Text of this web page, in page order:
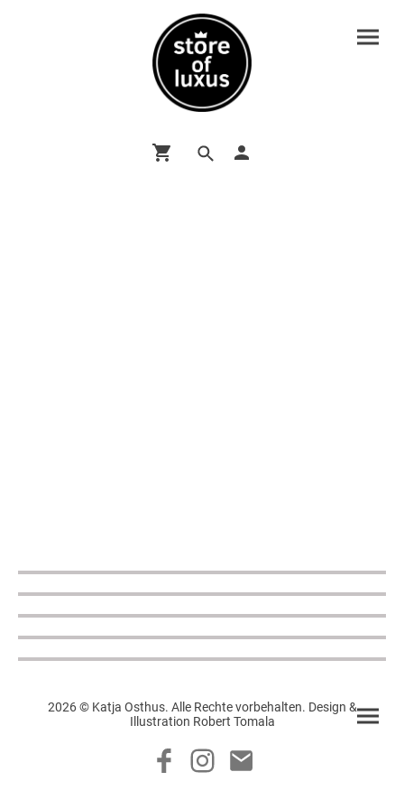
2026 © Katja Osthus. Alle Rechte vorbehalten. Design &
Illustration Robert Tomala